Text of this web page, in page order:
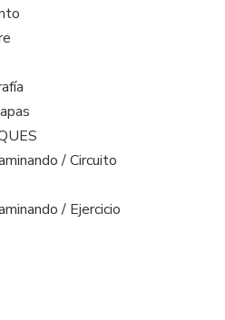
/ Circuito
/ Ejercicio